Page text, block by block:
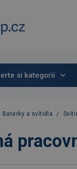
si kategorii
Baterky a svítidla /